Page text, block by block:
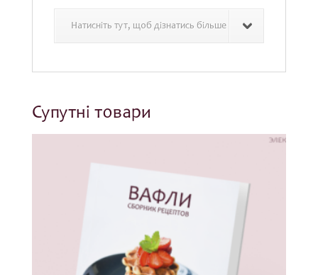
Натисніть тут, щоб дізнатись більше
Супутні товари